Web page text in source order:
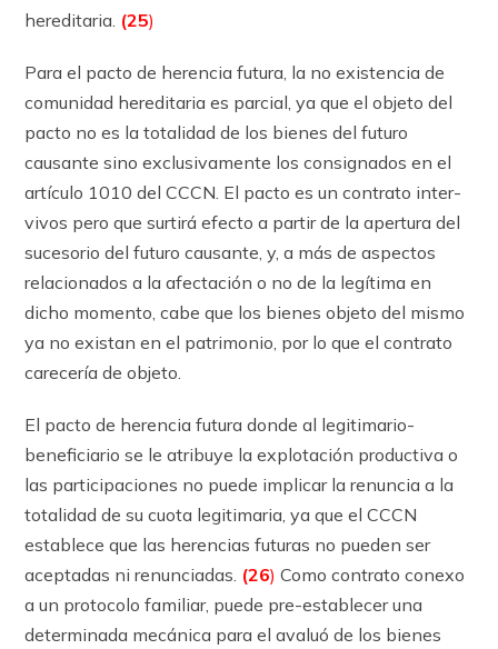
hereditaria. (25)
Para el pacto de herencia futura, la no existencia de
comunidad hereditaria es parcial, ya que el objeto del
pacto no es la totalidad de los bienes del futuro
causante sino exclusivamente los consignados en el
ar­tícu­lo 1010 del CCCN. El pacto es un contrato inter-
vivos pero que surtirá efecto a partir de la apertura del
sucesorio del futuro causante, y, a más de aspectos
relacionados a la afectación o no de la legítima en
dicho momento, cabe que los bienes objeto del mismo
ya no existan en el patrimonio, por lo que el contrato
carecería de objeto.
El pacto de herencia futura donde al legitimario-
beneficiario se le atribuye la explotación productiva o
las participaciones no puede implicar la renuncia a la
totalidad de su cuota legitimaria, ya que el CCCN
establece que las herencias futuras no pueden ser
aceptadas ni renunciadas. (26) Como contrato conexo
a un protocolo familiar, puede pre-establecer una
determinada mecánica para el avaluó de los bienes